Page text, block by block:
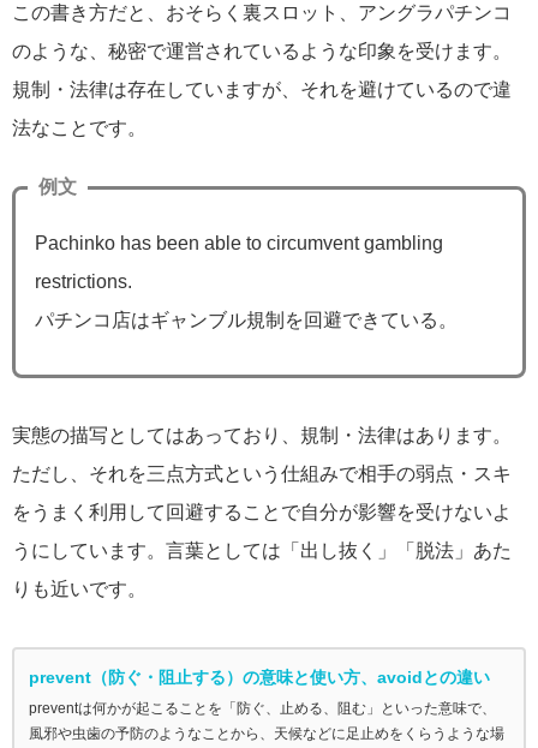
この書き方だと、おそらく裏スロット、アングラパチンコ
のような、秘密で運営されているような印象を受けます。
規制・法律は存在していますが、それを避けているので違
法なことです。
例文
Pachinko has been able to circumvent gambling
restrictions.
パチンコ店はギャンブル規制を回避できている。
実態の描写としてはあっており、規制・法律はあります。
ただし、それを三点方式という仕組みで相手の弱点・スキ
をうまく利用して回避することで自分が影響を受けないよ
うにしています。言葉としては「出し抜く」「脱法」あた
りも近いです。
prevent（防ぐ・阻止する）の意味と使い方、avoidとの違い
preventは何かが起こることを「防ぐ、止める、阻む」といった意味で、
風邪や虫歯の予防のようなことから、天候などに足止めをくらうような場